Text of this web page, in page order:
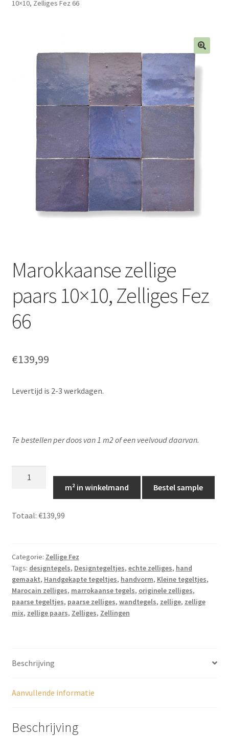
10×10, Zelliges Fez 66
Marokkaanse zellige
paars 10×10, Zelliges Fez
66
€139,99
Levertijd is 2-3 werkdagen.
Te bestellen per doos van 1 m2 of een veelvoud daarvan.
aantal
m² in winkelmand Bestel sample
Totaal: €139,99
Categorie: Zellige Fez
Tags: designtegels, Designtegeltjes, echte zelliges, hand
gemaakt, Handgekapte tegeltjes, handvorm, Kleine tegeltjes,
Marocain zelliges, marrokaanse tegels, originele zelliges,
paarse tegeltjes, paarse zelliges, wandtegels, zellige, zellige
mix, zellige paars, Zelliges, Zellingen
Beschrijving
Aanvullende informatie
Beschrijving